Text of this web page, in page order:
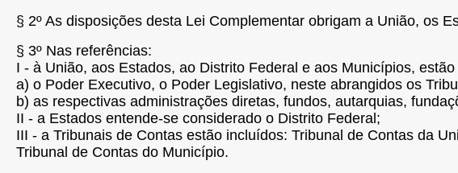
§ 2º As disposições desta Lei Complementar obrigam a União, os
§ 3º Nas referências:
I - à União, aos Estados, ao Distrito Federal e aos Municípios,
a) o Poder Executivo, o Poder Legislativo, neste abrangidos os
b) as respectivas administrações diretas, fundos, autarquias,
II - a Estados entende-se considerado o Distrito Federal;
III - a Tribunais de Contas estão incluídos: Tribunal de Contas da
Tribunal de Contas do Município.